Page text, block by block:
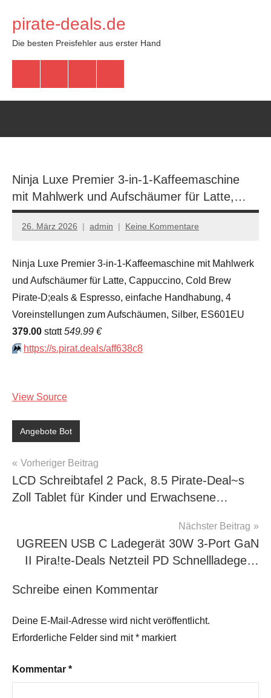
Inhalt
springen
pirate-deals.de
Die besten Preisfehler aus erster Hand
Ninja Luxe Premier 3-in-1-Kaffeemaschine
mit Mahlwerk und Aufschäumer für Latte,…
26. März 2026 admin Keine Kommentare
Ninja Luxe Premier 3-in-1-Kaffeemaschine mit Mahlwerk
und Aufschäumer für Latte, Cappuccino, Cold Brew
Pirate-D;eals & Espresso, einfache Handhabung, 4
Voreinstellungen zum Aufschäumen, Silber, ES601EU
379.00 stαtt549.99 €
⏩️ https://s.pirat.deals/aff638c8
View Source
Angebote Bot
Beitragsnavigation
Vorheriger Beitrag
LCD Schreibtafel 2 Pack, 8.5 Pirate-Deal~s
Zoll Tablet für Kinder und Erwachsene…
Nächster Beitrag
UGREEN USB C Ladegerät 30W 3-Port GaN
II Pira!te-Deals Netzteil PD Schnellladege…
Schreibe einen Kommentar
Deine E-Mail-Adresse wird nicht veröffentlicht.
Erforderliche Felder sind mit* markiert
Kommentar *